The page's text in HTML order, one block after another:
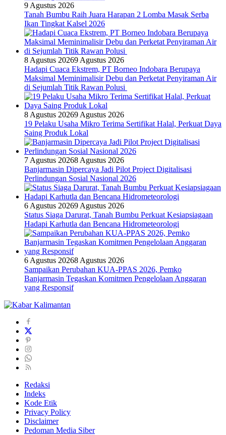
9 Agustus 2026
Tanah Bumbu Raih Juara Harapan 2 Lomba Masak Serba
Ikan Tingkat Kalsel 2026
8 Agustus 20269 Agustus 2026
Hadapi Cuaca Ekstrem, PT Borneo Indobara Berupaya
Maksimal Meminimalisir Debu dan Perketat Penyiraman Air
di Sejumlah Titik Rawan Polusi
8 Agustus 20269 Agustus 2026
19 Pelaku Usaha Mikro Terima Sertifikat Halal, Perkuat Daya
Saing Produk Lokal
7 Agustus 20268 Agustus 2026
Banjarmasin Dipercaya Jadi Pilot Project Digitalisasi
Perlindungan Sosial Nasional 2026
6 Agustus 20269 Agustus 2026
Status Siaga Darurat, Tanah Bumbu Perkuat Kesiapsiagaan
Hadapi Karhutla dan Bencana Hidrometeorologi
6 Agustus 20268 Agustus 2026
Sampaikan Perubahan KUA-PPAS 2026, Pemko
Banjarmasin Tegaskan Komitmen Pengelolaan Anggaran
yang Responsif
Redaksi
Indeks
Kode Etik
Privacy Policy
Disclaimer
Pedoman Media Siber